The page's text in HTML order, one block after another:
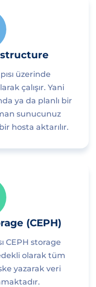
üzerinde
çalışır. Yani
ya da planlı bir
sunucunuz
hosta aktarılır.
(CEPH)
CEPH storage
olarak tüm
yazarak veri